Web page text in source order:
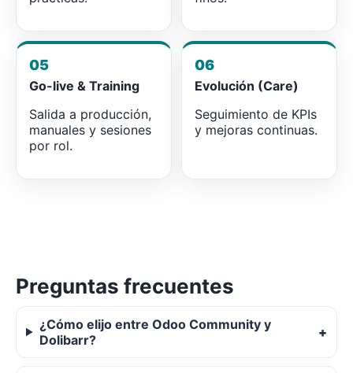
05
Go-live & Training
Salida a producción,
manuales y sesiones
por rol.
06
Evolución (Care)
Seguimiento de KPIs
y mejoras continuas.
Preguntas frecuentes
¿Cómo elijo entre Odoo Community y
Dolibarr?